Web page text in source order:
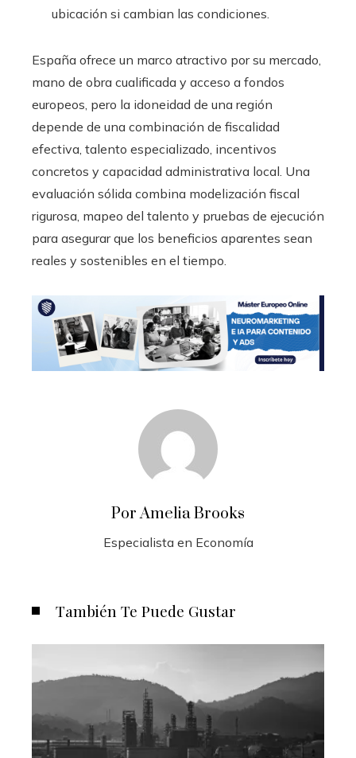
ubicación si cambian las condiciones.
España ofrece un marco atractivo por su mercado,
mano de obra cualificada y acceso a fondos
europeos, pero la idoneidad de una región
depende de una combinación de fiscalidad
efectiva, talento especializado, incentivos
concretos y capacidad administrativa local. Una
evaluación sólida combina modelización fiscal
rigurosa, mapeo del talento y pruebas de ejecución
para asegurar que los beneficios aparentes sean
reales y sostenibles en el tiempo.
Por Amelia Brooks
Especialista en Economía
También Te Puede Gustar